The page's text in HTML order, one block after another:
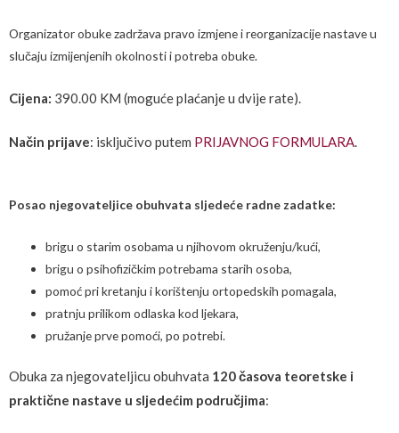
Organizator obuke zadržava pravo izmjene i reorganizacije nastave u
slučaju izmijenjenih okolnosti i potreba obuke.
Cijena: 390.00 KM (moguće plaćanje u dvije rate).
Način prijave: isključivo putem PRIJAVNOG FORMULARA.
Posao njegovateljice obuhvata sljedeće radne zadatke:
brigu o starim osobama u njihovom okruženju/kući,
brigu o psihofizičkim potrebama starih osoba,
pomoć pri kretanju i korištenju ortopedskih pomagala,
pratnju prilikom odlaska kod ljekara,
pružanje prve pomoći, po potrebi.
Obuka za njegovateljicu obuhvata 120 časova teoretske i
praktične nastave u sljedećim područjima: